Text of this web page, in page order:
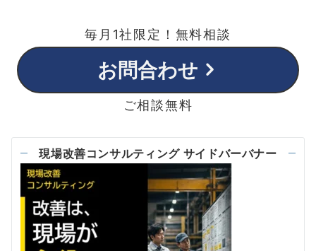
毎月1社限定！無料相談
お問合わせ
ご相談無料
現場改善コンサルティング サイドバーバナー